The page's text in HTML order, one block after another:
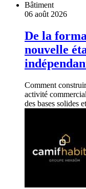
Bâtiment
06 août 2026
De la
nouvelle
Comment
activité
des bases solides